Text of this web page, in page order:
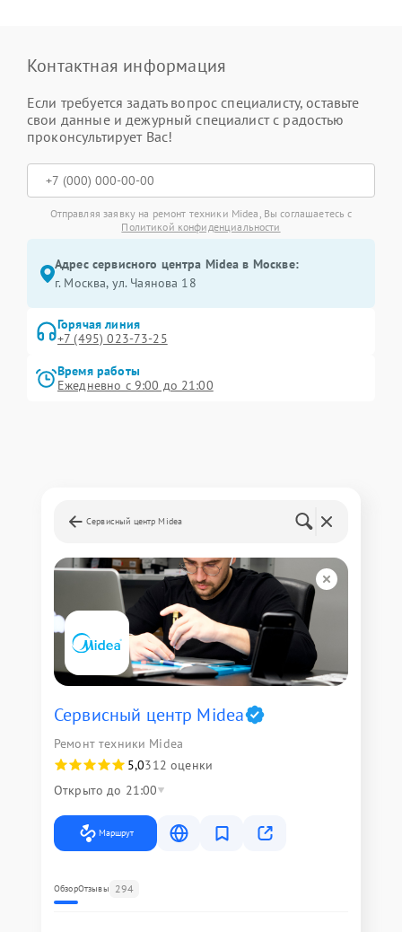
Контактная информация
Если требуется задать вопрос специалисту, оставьте
свои данные и дежурный специалист с радостью
проконсультирует Вас!
Отправляя заявку на ремонт техники Midea, Вы соглашаетесь с
Политикой конфиденциальности
Адрес сервисного центра Midea в Москве:
г. Москва, ул. Чаянова 18
Горячая линия
+7 (495) 023-73-25
Время работы
Ежедневно с 9:00 до 21:00
Сервисный центр Midea
Сервисный центр Midea
Ремонт техники Midea
5,0312 оценки
Открыто до 21:00
Маршрут
ОбзорОтзывы 294